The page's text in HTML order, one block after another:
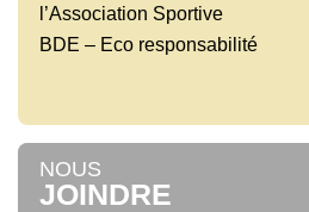
l’Association Sportive
BDE – Eco responsabilité
NOUS
JOINDRE